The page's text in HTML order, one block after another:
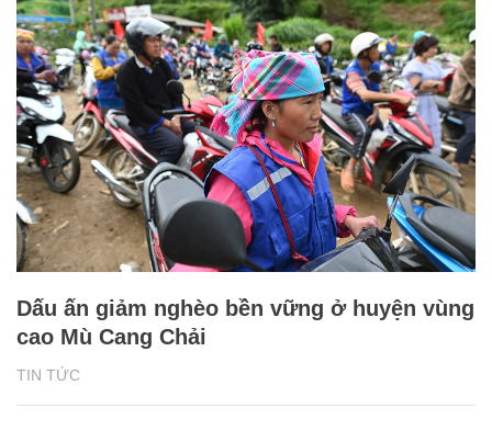
TIN TỨC
Dấu ấn giảm nghèo bền vững ở huyện vùng
cao Mù Cang Chải